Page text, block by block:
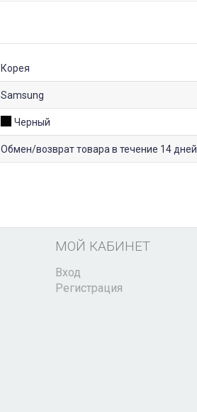
Корея
Samsung
Черный
Обмен/возврат товара в течение 14 дней.
МОЙ КАБИНЕТ
Вход
Регистрация